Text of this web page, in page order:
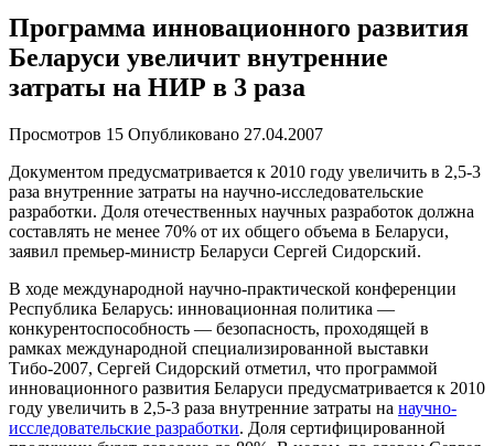
Программа инновационного развития
Беларуси увеличит внутренние
затраты на НИР в 3 раза
Просмотров 15 Опубликовано 27.04.2007
Документом предусматривается к 2010 году увеличить в 2,5-3
раза внутренние затраты на научно-исследовательские
разработки. Доля отечественных научных разработок должна
составлять не менее 70% от их общего объема в Беларуси,
заявил премьер-министр Беларуси Сергей Сидорский.
В ходе международной научно-практической конференции
Республика Беларусь: инновационная политика —
конкурентоспособность — безопасность, проходящей в
рамках международной специализированной выставки
Тибо-2007, Сергей Сидорский отметил, что программой
инновационного развития Беларуси предусматривается к 2010
году увеличить в 2,5-3 раза внутренние затраты на научно-
исследовательские разработки. Доля сертифицированной